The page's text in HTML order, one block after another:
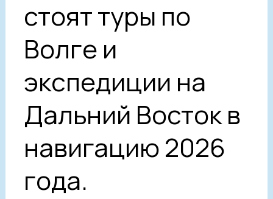
стоят туры по
Волге и
экспедиции на
Дальний Восток в
навигацию 2026
года.